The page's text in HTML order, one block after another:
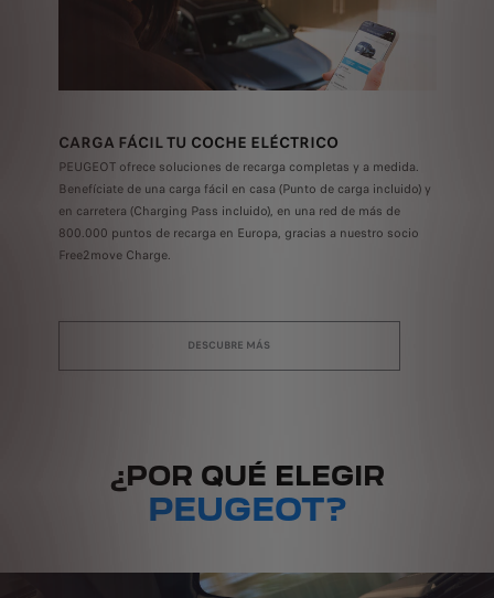
CARGA FÁCIL TU COCHE ELÉCTRICO
PEUGEOT ofrece soluciones de recarga completas y a medida.
Benefíciate de una carga fácil en casa (Punto de carga incluido) y
en carretera (Charging Pass incluido), en una red de más de
800.000 puntos de recarga en Europa, gracias a nuestro socio
Free2move Charge.
DESCUBRE MÁS
¿POR QUÉ ELEGIR
PEUGEOT?